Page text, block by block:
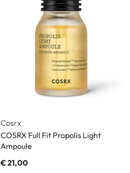
Cosrx
COSRX Full Fit Propolis Light
Ampoule
€21,00